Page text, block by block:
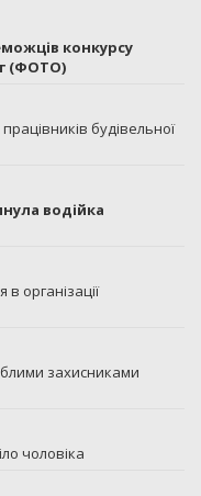
конкурсу
(ФОТО)
будівельної
водійка
організації
захисниками
чоловіка